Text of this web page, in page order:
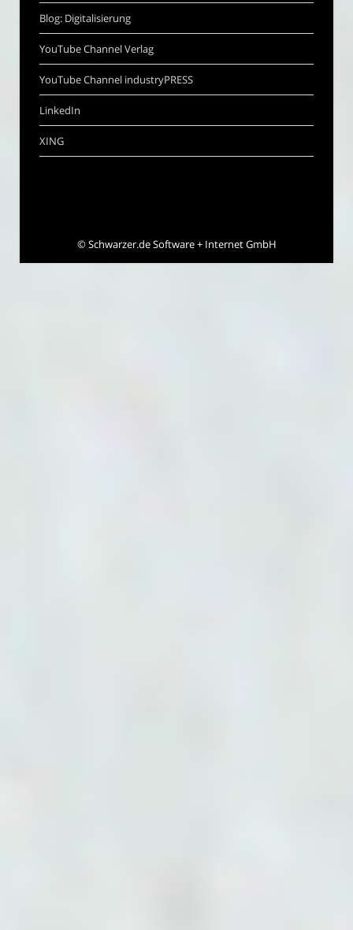
Blog: Digitalisierung
YouTube Channel Verlag
YouTube Channel industryPRESS
LinkedIn
XING
©Schwarzer.de Software + Internet GmbH